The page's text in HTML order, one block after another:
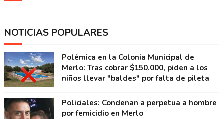
NOTICIAS POPULARES
Polémica en la Colonia Municipal de
Merlo: Tras cobrar $150.000, piden a los
niños llevar "baldes" por falta de pileta
Policiales: Condenan a perpetua a hombre
por femicidio en Merlo